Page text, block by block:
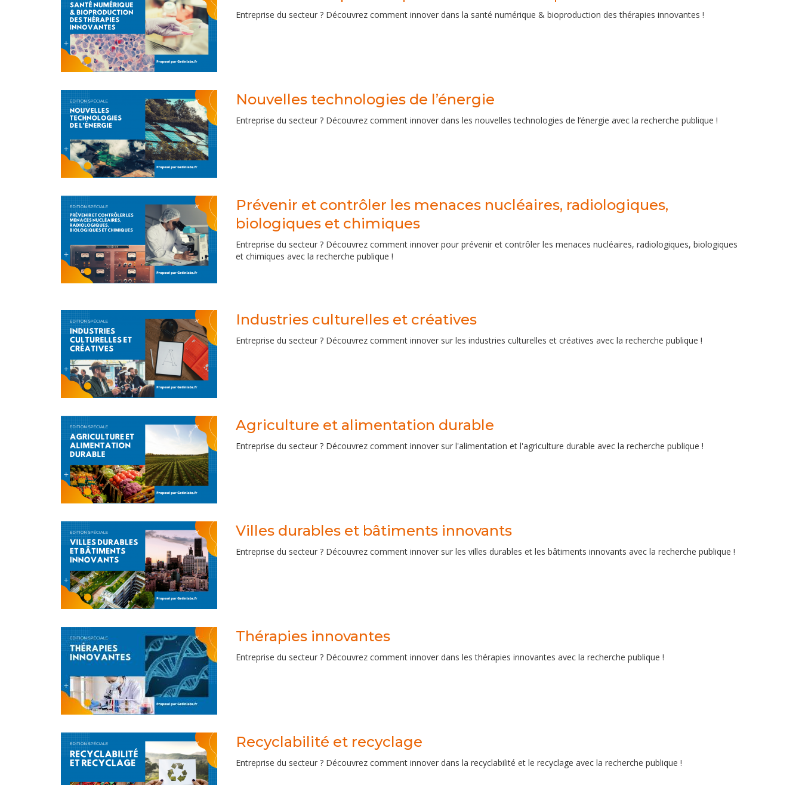
Entreprise du secteur ? Découvrez comment innover dans la santé numérique & bioproduction des thérapies innovantes !
Nouvelles technologies de l’énergie
Entreprise du secteur ? Découvrez comment innover dans les nouvelles technologies de l’énergie avec la recherche publique !
Prévenir et contrôler les menaces nucléaires, radiologiques,
biologiques et chimiques
Entreprise du secteur ? Découvrez comment innover pour prévenir et contrôler les menaces nucléaires, radiologiques, biologiques
et chimiques avec la recherche publique !
Industries culturelles et créatives
Entreprise du secteur ? Découvrez comment innover sur les industries culturelles et créatives avec la recherche publique !
Agriculture et alimentation durable
Entreprise du secteur ? Découvrez comment innover sur l'alimentation et l'agriculture durable avec la recherche publique !
Villes durables et bâtiments innovants
Entreprise du secteur ? Découvrez comment innover sur les villes durables et les bâtiments innovants avec la recherche publique !
Thérapies innovantes
Entreprise du secteur ? Découvrez comment innover dans les thérapies innovantes avec la recherche publique !
Recyclabilité et recyclage
Entreprise du secteur ? Découvrez comment innover dans la recyclabilité et le recyclage avec la recherche publique !